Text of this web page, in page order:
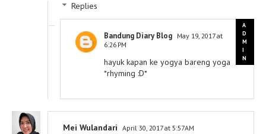
Replies
Bandung Diary Blog May 19, 2017 at
6:26 PM
hayuk kapan ke yogya bareng yoga
*rhyming :D*
Mei Wulandari April 30, 2017 at 5:57 AM